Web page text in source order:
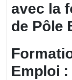
avec la
de Pôle
Emploi